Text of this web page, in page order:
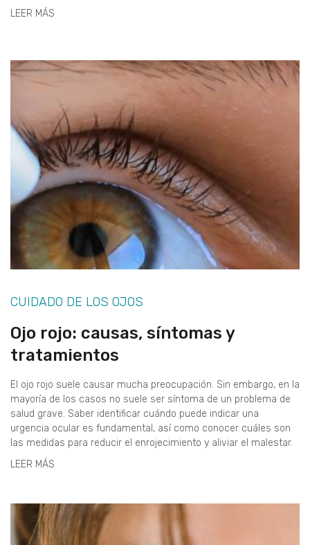
LEER MÁS
CUIDADO DE LOS OJOS
Ojo rojo: causas, síntomas y
tratamientos
El ojo rojo suele causar mucha preocupación. Sin embargo, en la
mayoría de los casos no suele ser síntoma de un problema de
salud grave. Saber identificar cuándo puede indicar una
urgencia ocular es fundamental, así como conocer cuáles son
las medidas para reducir el enrojecimiento y aliviar el malestar.
LEER MÁS